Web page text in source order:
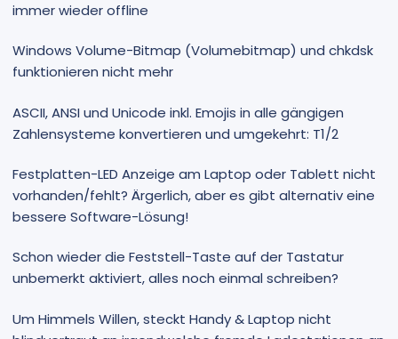
immer wieder offline
Windows Volume-Bitmap (Volumebitmap) und chkdsk
funktionieren nicht mehr
ASCII, ANSI und Unicode inkl. Emojis in alle gängigen
Zahlensysteme konvertieren und umgekehrt: T1/2
Festplatten-LED Anzeige am Laptop oder Tablett nicht
vorhanden/fehlt? Ärgerlich, aber es gibt alternativ eine
bessere Software-Lösung!
Schon wieder die Feststell-Taste auf der Tastatur
unbemerkt aktiviert, alles noch einmal schreiben?
Um Himmels Willen, steckt Handy & Laptop nicht